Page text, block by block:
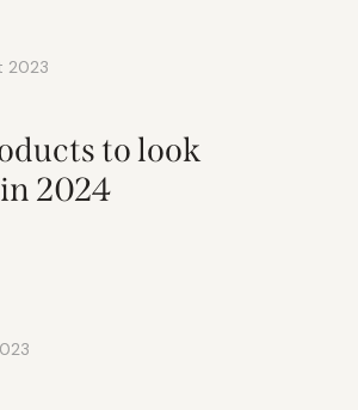
2023
to look
2024